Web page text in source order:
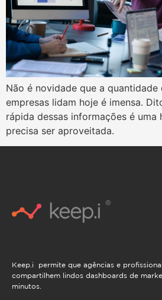
Não é novidade que a quantidade
empresas lidam hoje é imensa.
rápida dessas informações é uma
precisa ser aproveitada.
Keep.i permite que agências e
compartilhem lindos dashboards de
minutos.